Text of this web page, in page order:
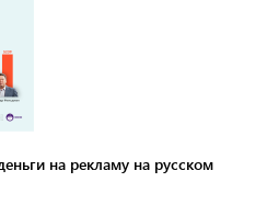
на рекламу на русском